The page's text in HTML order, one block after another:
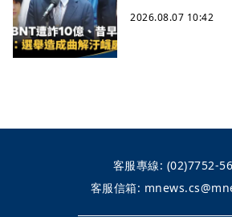
2026.08.07 10:42
客服專線: (02)7752-
客服信箱: